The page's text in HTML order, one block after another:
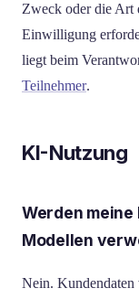
Zweck oder die Art
Einwilligung
liegt beim
Teilnehmer.
KI-Nutzung
Werden meine
Modellen
Nein. Kundendaten